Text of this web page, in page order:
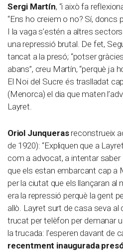
Sergi Martín, “i això fa
“Ens ho creiem o no? Sí, doncs
I la vaga s’estén a altres
una repressió brutal. De fet,
tancat a la presó; “potser
abans”, creu Martín, “perquè ja
El Noi del Sucre és traslladat
(Menorca) el dia que maten
Layret.
Oriol Junquerasreconstrueix
de 1920): “Expliquen que a
com a advocat, a intentar saber
que els estan embarcant cap a
per la ciutat que els llançaran al
era la repressió perquè la gent
allò. Layret surt de casa seva al
trucat per telèfon per demanar
la trucada: l’esperen davant de
recentment inaugurada